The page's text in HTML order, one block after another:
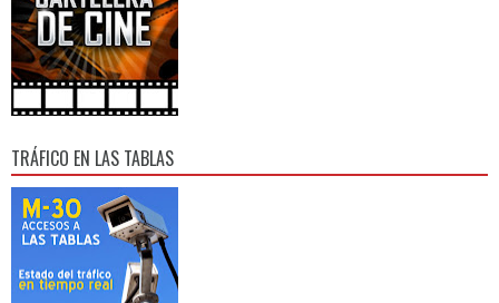
TRÁFICO EN LAS TABLAS